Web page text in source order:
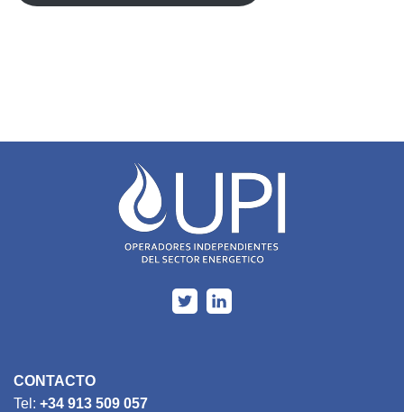
CONTACTO
Tel: +34 913 509 057